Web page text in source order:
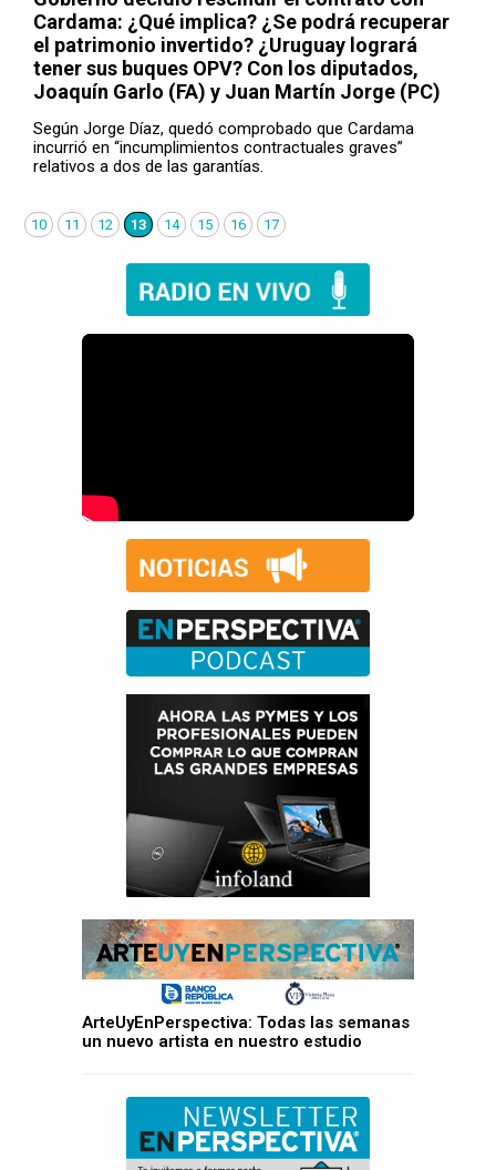
Cardama: ¿Qué implica? ¿Se podrá recuperar
el patrimonio invertido? ¿Uruguay logrará
tener sus buques OPV? Con los diputados,
Joaquín Garlo (FA) y Juan Martín Jorge (PC)
Según Jorge Díaz, quedó comprobado que Cardama
incurrió en “incumplimientos contractuales graves”
relativos a dos de las garantías.
10 11 12 13 14 15 16 17
ArteUyEnPerspectiva: Todas las semanas
un nuevo artista en nuestro estudio